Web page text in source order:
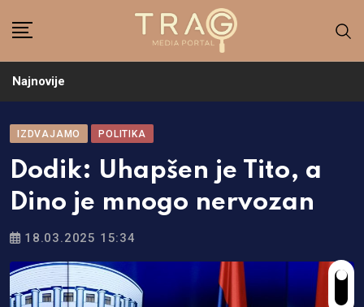
Najnovije
IZDVAJAMO POLITIKA
Dodik: Uhapšen je Tito, a
Dino je mnogo nervozan
18.03.2025 15:34